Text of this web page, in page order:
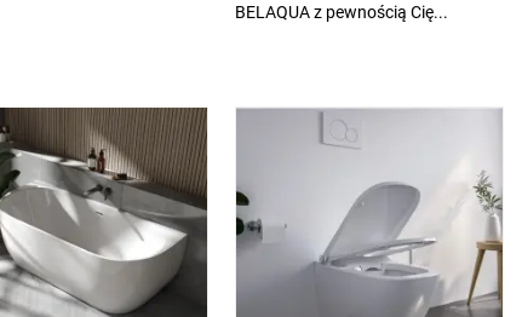
BELAQUA z pewnością Cię...